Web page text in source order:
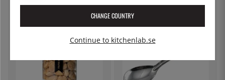
CHANGE COUNTRY
Continue to kitchenlab.se